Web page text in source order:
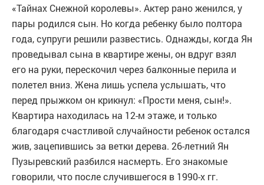
«Тайнах Снежной королевы». Актер рано женился, у
пары родился сын. Но когда ребенку было полтора
года, супруги решили развестись. Однажды, когда Ян
проведывал сына в квартире жены, он вдруг взял
его на руки, перескочил через балконные перила и
полетел вниз. Жена лишь успела услышать, что
перед прыжком он крикнул: «Прости меня, сын!».
Квартира находилась на 12-м этаже, и только
благодаря счастливой случайности ребенок остался
жив, зацепившись за ветки дерева. 26-летний Ян
Пузыревский разбился насмерть. Его знакомые
говорили, что после случившегося в 1990-х гг.